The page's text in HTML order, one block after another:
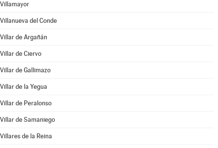
Villamayor
Villanueva del Conde
Villar de Argañán
Villar de Ciervo
Villar de Gallimazo
Villar de la Yegua
Villar de Peralonso
Villar de Samaniego
Villares de la Reina